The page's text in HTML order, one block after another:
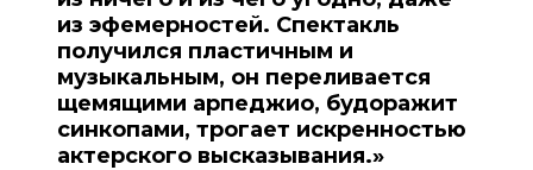
из эфемерностей. Спектакль
получился пластичным и
музыкальным, он переливается
щемящими арпеджио, будоражит
синкопами, трогает искренностью
актерского высказывания.»